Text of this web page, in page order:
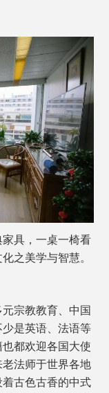
具，一桌一椅看
之美学与智慧。
宗教教育、中国
是英语、法语等
都欢迎各国大使
法师于世界各地
古色古香的中式